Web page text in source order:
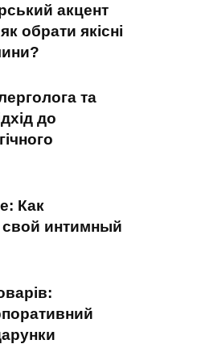
акцент
обрати якісні
та
до
Как
свой интимный